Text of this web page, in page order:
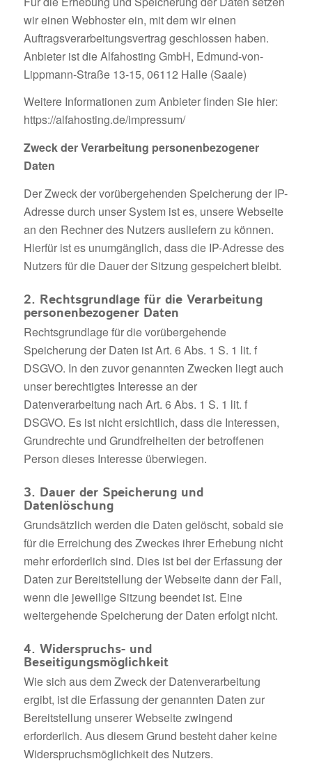
wir einen Webhoster ein, mit dem wir einen
Auftragsverarbeitungsvertrag geschlossen haben.
Anbieter ist die Alfahosting GmbH, Edmund-von-
Lippmann-Straße 13-15, 06112 Halle (Saale)
Weitere Informationen zum Anbieter finden Sie hier:
https://alfahosting.de/impressum/
Zweck der Verarbeitung personenbezogener
Daten
Der Zweck der vorübergehenden Speicherung der IP-
Adresse durch unser System ist es, unsere Webseite
an den Rechner des Nutzers ausliefern zu können.
Hierfür ist es unumgänglich, dass die IP-Adresse des
Nutzers für die Dauer der Sitzung gespeichert bleibt.
2. Rechtsgrundlage für die Verarbeitung
personenbezogener Daten
Rechtsgrundlage für die vorübergehende
Speicherung der Daten ist Art. 6 Abs. 1 S. 1 lit. f
DSGVO. In den zuvor genannten Zwecken liegt auch
unser berechtigtes Interesse an der
Datenverarbeitung nach Art. 6 Abs. 1 S. 1 lit. f
DSGVO. Es ist nicht ersichtlich, dass die Interessen,
Grundrechte und Grundfreiheiten der betroffenen
Person dieses Interesse überwiegen.
3. Dauer der Speicherung und
Datenlöschung
Grundsätzlich werden die Daten gelöscht, sobald sie
für die Erreichung des Zweckes ihrer Erhebung nicht
mehr erforderlich sind. Dies ist bei der Erfassung der
Daten zur Bereitstellung der Webseite dann der Fall,
wenn die jeweilige Sitzung beendet ist. Eine
weitergehende Speicherung der Daten erfolgt nicht.
4. Widerspruchs- und
Beseitigungsmöglichkeit
Wie sich aus dem Zweck der Datenverarbeitung
ergibt, ist die Erfassung der genannten Daten zur
Bereitstellung unserer Webseite zwingend
erforderlich. Aus diesem Grund besteht daher keine
Widerspruchsmöglichkeit des Nutzers.